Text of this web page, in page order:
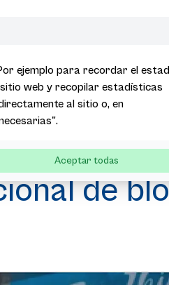
Europe 2024
de
ejemplo para recordar el
web y recopilar estadísticas
al sitio o, en
Aceptar todas